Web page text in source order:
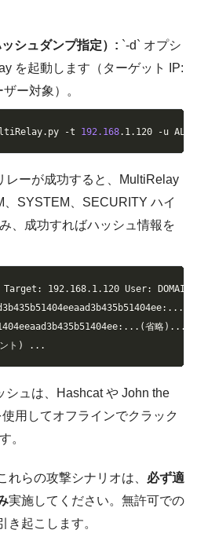
シュダンプ指定）: `-d` オプシ
を起動します（ターゲット IP:
ー対象）。
-t 192.168.1.120 -u ALL
レーが成功すると、MultiRelay
、SYSTEM、SECURITY ハイ
、成功すればハッシュ情報を
Target: 192.168.1.120 User:
省略
ント) ...
シュは、Hashcat や John the
用してオフラインでクラック
。
らの攻撃シナリオは、 必ず適
実施してください。無許可での
き起こします。